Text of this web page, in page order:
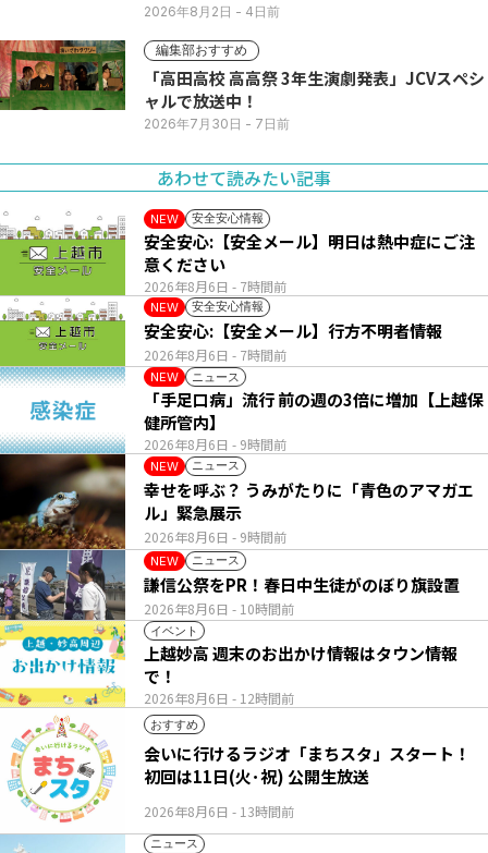
2026年8月2日 - 4日前
編集部おすすめ
「高田高校 高高祭 3年生演劇発表」JCVスペシ
ャルで放送中！
2026年7月30日 - 7日前
あわせて読みたい記事
NEW 安全安心情報
2026年8月6日 - 7時間前
安全安心:【安全メール】明日は熱中症にご注
意ください
NEW 安全安心情報
2026年8月6日 - 7時間前
安全安心:【安全メール】行方不明者情報
NEW ニュース
2026年8月6日 - 9時間前
「手足口病」流行 前の週の3倍に増加【上越保
健所管内】
NEW ニュース
2026年8月6日 - 9時間前
幸せを呼ぶ？ うみがたりに「青色のアマガエ
ル」緊急展示
NEW ニュース
2026年8月6日 - 10時間前
謙信公祭をPR！春日中生徒がのぼり旗設置
イベント
2026年8月6日 - 12時間前
上越妙高 週末のお出かけ情報はタウン情報
で！
おすすめ
2026年8月6日 - 13時間前
会いに行けるラジオ「まちスタ」スタート！
初回は11日(火･祝) 公開生放送
ニュース